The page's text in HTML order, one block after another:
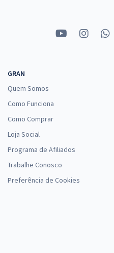
GRAN
Quem Somos
Como Funciona
Como Comprar
Loja Social
Programa de Afiliados
Trabalhe Conosco
Preferência de Cookies